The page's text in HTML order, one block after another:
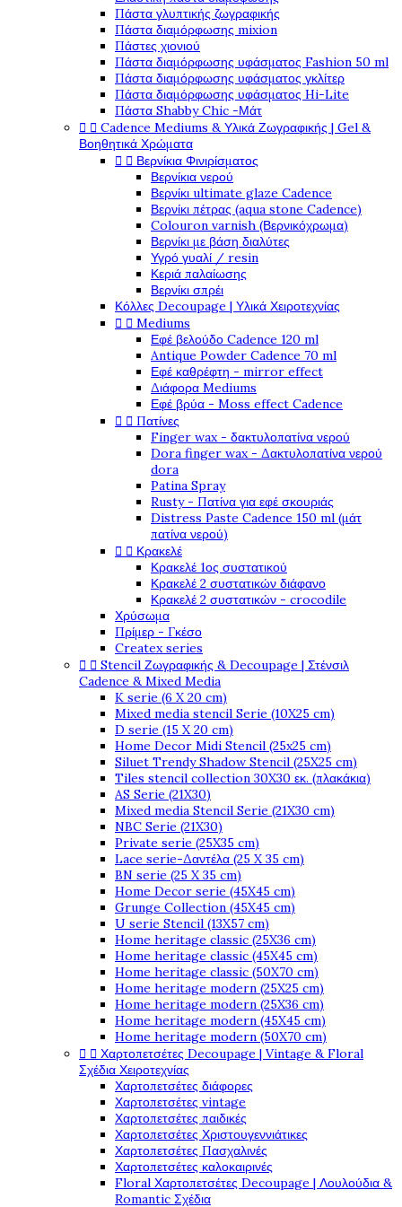
Πάστα γλυπτικής ζωγραφικής
Πάστα διαμόρφωσης mixion
Πάστες χιονιού
Πάστα διαμόρφωσης υφάσματος Fashion 50 ml
Πάστα διαμόρφωσης υφάσματος γκλίτερ
Πάστα διαμόρφωσης υφάσματος Hi-Lite
Πάστα Shabby Chic -Μάτ
  Cadence Mediums & Υλικά Ζωγραφικής | Gel &
Βοηθητικά Χρώματα
  Βερνίκια Φινιρίσματος
Βερνίκια νερού
Βερνίκι ultimate glaze Cadence
Βερνίκι πέτρας (aqua stone Cadence)
Colouron varnish (Βερνικόχρωμα)
Βερνίκι με βάση διαλύτες
Υγρό γυαλί / resin
Κεριά παλαίωσης
Βερνίκι σπρέι
Κόλλες Decoupage | Υλικά Χειροτεχνίας
  Mediums
Εφέ βελούδο Cadence 120 ml
Antique Powder Cadence 70 ml
Εφέ καθρέφτη - mirror effect
Διάφορα Mediums
Εφέ βρύα - Moss effect Cadence
  Πατίνες
Finger wax - δακτυλοπατίνα νερού
Dora finger wax - Δακτυλοπατίνα νερού
dora
Patina Spray
Rusty - Πατίνα για εφέ σκουριάς
Distress Paste Cadence 150 ml (μάτ
πατίνα νερού)
  Κρακελέ
Κρακελέ 1ος συστατικού
Κρακελέ 2 συστατικών διάφανο
Κρακελέ 2 συστατικών - crocodile
Χρύσωμα
Πρίμερ - Γκέσο
Createx series
  Stencil Ζωγραφικής & Decoupage | Στένσιλ
Cadence & Mixed Media
K serie (6 X 20 cm)
Mixed media stencil Serie (10X25 cm)
D serie (15 X 20 cm)
Home Decor Midi Stencil (25x25 cm)
Siluet Trendy Shadow Stencil (25X25 cm)
Tiles stencil collection 30X30 εκ. (πλακάκια)
AS Serie (21X30)
Mixed media Stencil Serie (21X30 cm)
NBC Serie (21X30)
Private serie (25X35 cm)
Lace serie-Δαντέλα (25 X 35 cm)
BN serie (25 X 35 cm)
Home Decor serie (45X45 cm)
Grunge Collection (45X45 cm)
U serie Stencil (13X57 cm)
Home heritage classic (25X36 cm)
Home heritage classic (45X45 cm)
Home heritage classic (50X70 cm)
Home heritage modern (25X25 cm)
Home heritage modern (25X36 cm)
Home heritage modern (45X45 cm)
Home heritage modern (50X70 cm)
  Χαρτοπετσέτες Decoupage | Vintage & Floral
Σχέδια Χειροτεχνίας
Χαρτοπετσέτες διάφορες
Χαρτοπετσέτες vintage
Χαρτοπετσέτες παιδικές
Χαρτοπετσέτες Χριστουγεννιάτικες
Χαρτοπετσέτες Πασχαλινές
Χαρτοπετσέτες καλοκαιρινές
Floral Χαρτοπετσέτες Decoupage | Λουλούδια &
Romantic Σχέδια